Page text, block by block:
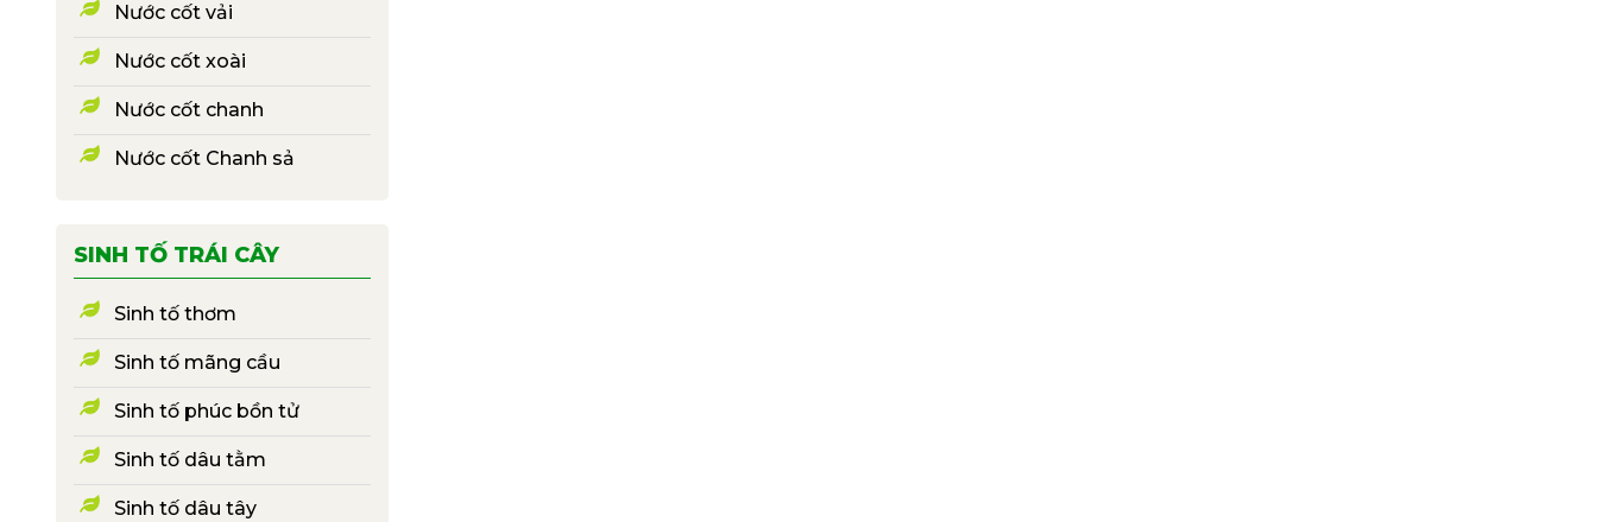
Nước cốt vải
Nước cốt xoài
Nước cốt chanh
Nước cốt Chanh sả
SINH TỐ TRÁI CÂY
Sinh tố thơm
Sinh tố mãng cầu
Sinh tố phúc bồn tử
Sinh tố dâu tằm
Sinh tố dâu tây